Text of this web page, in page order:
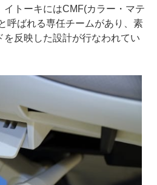
イトーキにはCMF(カラー・マテ
呼ばれる専任チームがあり、素
反映した設計が行なわれてい